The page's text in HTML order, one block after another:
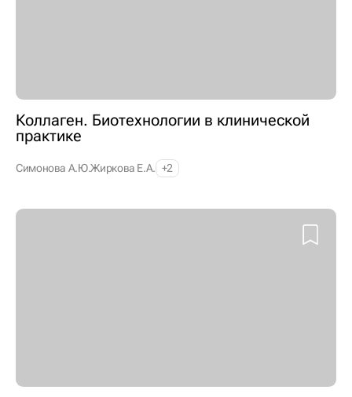
Коллаген. Биотехнологии в клинической
практике
Симонова А.Ю.Жиркова Е.А. +2